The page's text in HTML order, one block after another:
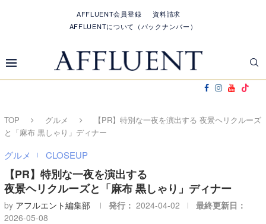
AFFLUENT会員登録
資料請求
AFFLUENTについて（バックナンバー）
TOP グルメ
【PR】特別な一夜を演出する 夜景ヘリクルーズ
と「麻布 黒しゃり」ディナー
グルメ CLOSEUP
【PR】特別な一夜を演出する
夜景ヘリクルーズと「麻布 黒しゃり」ディナー
by アフルエント編集部 発行： 2024-04-02
最終更新日：
2026-05-08